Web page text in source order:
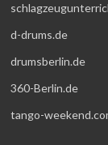
d-drums.de
drumsberlin.de
360-Berlin.de
tango-